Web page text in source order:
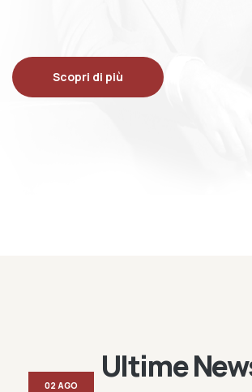
Scopri di più
Ultime
02 AGO